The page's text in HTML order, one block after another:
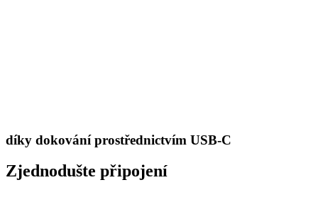
díky dokování prostřednictvím USB-C
Zjednodušte připojení